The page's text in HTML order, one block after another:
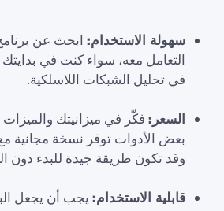
سهولة الاستخدام: ابحث عن
التعامل معه، سواء كنت في
في تحليل الشبكات اللاسلكية.
السعر: فكّر في ميزانيتك والميزات
بعض الأدوات توفر نسخة مجانية مع
وقد تكون طريقة جيدة للبدء دون
قابلية الاستخدام: يجب أن يجعل